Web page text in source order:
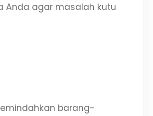
Anda agar masalah kutu
barang-